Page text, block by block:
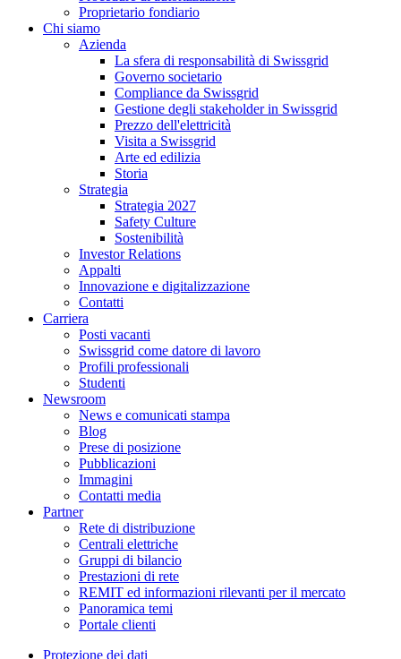
Proprietario fondiario
Chi siamo
Azienda
La sfera di responsabilità di Swissgrid
Governo societario
Compliance da Swissgrid
Gestione degli stakeholder in Swissgrid
Prezzo dell'elettricità
Visita a Swissgrid
Arte ed edilizia
Storia
Strategia
Strategia 2027
Safety Culture
Sostenibilità
Investor Relations
Appalti
Innovazione e digitalizzazione
Contatti
Carriera
Posti vacanti
Swissgrid come datore di lavoro
Profili professionali
Studenti
Newsroom
News e comunicati stampa
Blog
Prese di posizione
Pubblicazioni
Immagini
Contatti media
Partner
Rete di distribuzione
Centrali elettriche
Gruppi di bilancio
Prestazioni di rete
REMIT ed informazioni rilevanti per il mercato
Panoramica temi
Portale clienti
Protezione dei dati